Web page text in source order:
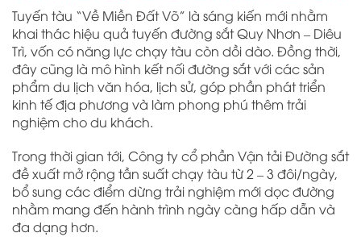
Tuyến tàu “Về Miền Đất Võ” là sáng kiến mới nhằm
khai thác hiệu quả tuyến đường sắt Quy Nhơn – Diêu
Trì, vốn có năng lực chạy tàu còn dồi dào. Đồng thời,
đây cũng là mô hình kết nối đường sắt với các sản
phẩm du lịch văn hóa, lịch sử, góp phần phát triển
kinh tế địa phương và làm phong phú thêm trải
nghiệm cho du khách.
Trong thời gian tới, Công ty cổ phần Vận tải Đường sắt
đề xuất mở rộng tần suất chạy tàu từ 2 – 3 đôi/ngày,
bổ sung các điểm dừng trải nghiệm mới dọc đường
nhằm mang đến hành trình ngày càng hấp dẫn và
đa dạng hơn.